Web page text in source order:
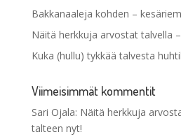
Bakkanaaleja kohden –
Näitä herkkuja arvostat talvella
Kuka (hullu) tykkää talvesta
Viimeisimmät kommentit
Sari Ojala: Näitä herkkuja
talteen nyt!